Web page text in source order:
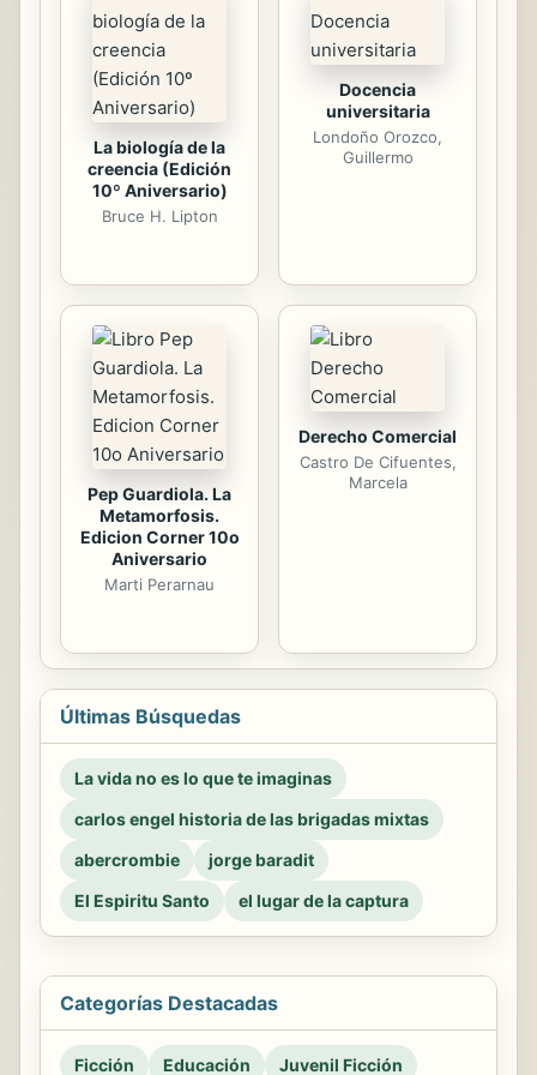
construcción de estructuras de
pavimentos para carreteras y vías
urbanas. Se reportan los
mecanismos de daño de pavimentos
y las ecuaciones matemáticas...
La biología de la
creencia (Edición
10º Aniversario)
Bruce H. Lipton
Docencia
universitaria
Londoño Orozco,
Guillermo
Pep Guardiola. La
Metamorfosis.
Edicion Corner 10o
Aniversario
Marti Perarnau
Derecho Comercial
Castro De Cifuentes,
Marcela
Últimas Búsquedas
La vida no es lo que te imaginas
carlos engel historia de las brigadas mixtas
abercrombie
jorge baradit
El Espiritu Santo
el lugar de la captura
Categorías Destacadas
Ficción Educación Juvenil Ficción